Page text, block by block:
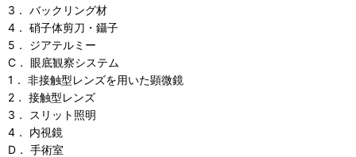
3． バックリング材
4． 硝子体剪刀・鑷子
5． ジアテルミー
C． 眼底観察システム
1． 非接触型レンズを用いた顕微鏡
2． 接触型レンズ
3． スリット照明
4． 内視鏡
D． 手術室